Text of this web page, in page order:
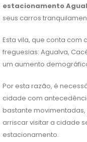
estacionamento
seus carros
Esta vila, que conta com
freguesias: Agualva,
um aumento
Por esta razão, é
cidade com
bastante
arriscar visitar a cidade
estacionamento.